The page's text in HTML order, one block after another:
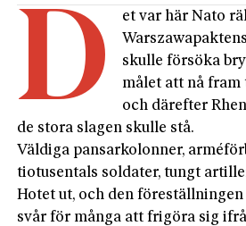
D
et var här Nato
skulle försöka
målet att nå
och därefter
de stora slagen skulle stå.
Väldiga pansarkolonner,
tiotusentals soldater, tungt
Hotet ut, och den
svår för många att frigöra sig